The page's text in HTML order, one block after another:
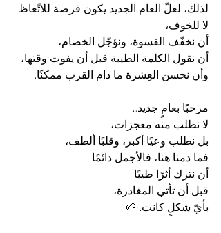
لذلك، لعلّ العام الجديد يكون فرصة للاتّعاظ
لا للخوف،
أن نخفّف القسوة، ونؤجّل الخصام،
أن نقول الكلمة الطيبة قبل أن يفوت وقتها،
وأن نحسن العِشرة ما دام القرب ممكنًا.
مرحبًا بعامٍ جديد…
لا نطلب منه معجزات،
بل نطلب وعيًا أكبر، وقلبًا ألطف،
فما دمنا هنا، فالأجمل دائمًا
أن نترك أثرًا طيبًا
قبل أن تأتي المغادرة،
بأيّ شكلٍ كانت. 🌱